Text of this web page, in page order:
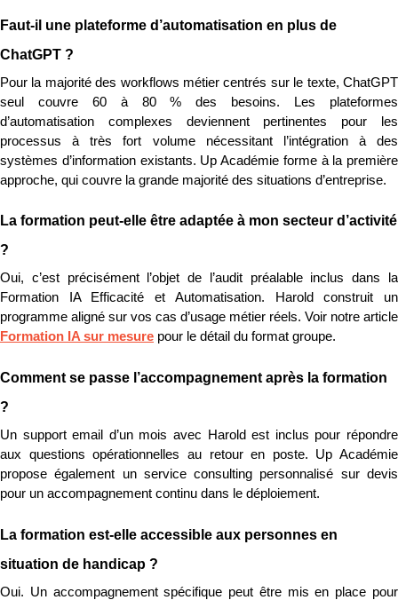
Faut-il une plateforme d’automatisation en plus de
ChatGPT ?
Pour la majorité des workflows métier centrés sur le texte, ChatGPT
seul couvre 60 à 80 % des besoins. Les plateformes
d’automatisation complexes deviennent pertinentes pour les
processus à très fort volume nécessitant l’intégration à des
systèmes d’information existants. Up Académie forme à la première
approche, qui couvre la grande majorité des situations d’entreprise.
La formation peut-elle être adaptée à mon secteur d’activité
?
Oui, c’est précisément l’objet de l’audit préalable inclus dans la
Formation IA Efficacité et Automatisation. Harold construit un
Formation IA sur mesure pour le détail du format groupe.
Comment se passe l’accompagnement après la formation
?
Un support email d’un mois avec Harold est inclus pour répondre
aux questions opérationnelles au retour en poste. Up Académie
propose également un service consulting personnalisé sur devis
pour un accompagnement continu dans le déploiement.
La formation est-elle accessible aux personnes en
situation de handicap ?
Oui. Un accompagnement spécifique peut être mis en place pour